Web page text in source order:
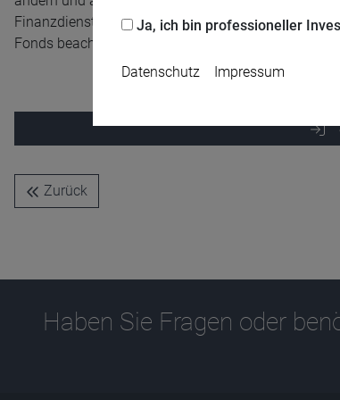
Finanzdienstleistern einen Überblick und zeigt auf,
Fonds beachtet werden sollte.
Zurück
Haben Sie Fragen oder
Ja, ich bin professioneller
Datenschutz Impressum